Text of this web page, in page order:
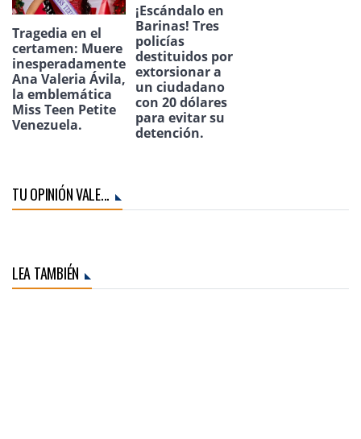
Tragedia en el
certamen: Muere
inesperadamente
Ana Valeria Ávila,
la emblemática
Miss Teen Petite
Venezuela.
¡Escándalo en
Barinas! Tres
policías
destituidos por
extorsionar a
un ciudadano
con 20 dólares
para evitar su
detención.
TU OPINIÓN VALE...
LEA TAMBIÉN